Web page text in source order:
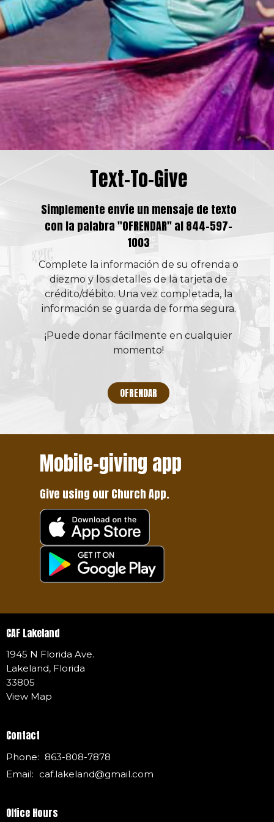
Text-To-Give
Simplemente envíe un mensaje de texto
con la palabra "OFRENDAR" al 844-597-
1003
Complete la información de su ofrenda o
diezmo y los detalles de la tarjeta de
crédito/débito. Una vez completada, la
información se guarda de forma segura.
¡Puede donar fácilmente en cualquier
momento!
OFRENDAR
Mobile-giving app
Give using our Church App.
CAF Lakeland
1945 N Florida Ave.
Lakeland, Florida
33805
View Map
Contact
Phone: 863-808-7878
Email: caf.lakeland@gmail.com
Office Hours